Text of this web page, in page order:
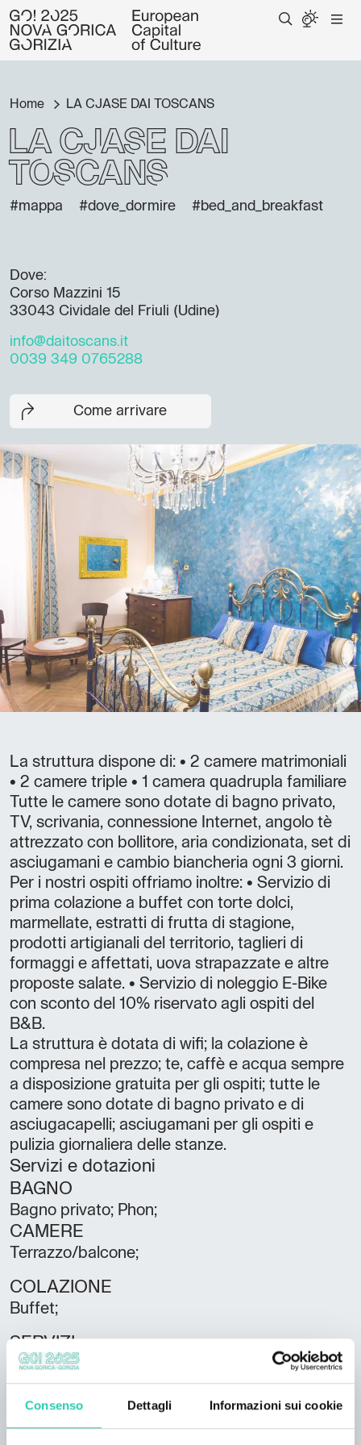
Consenso Dettagli Informazioni sui cookie
Home LA CJASE DAI TOSCANS
LA CJASE DAI
TOSCANS
#mappa #dove_dormire #bed_and_breakfast
Dove:
Corso Mazzini 15
33043 Cividale del Friuli (Udine)
info@daitoscans.it
0039 349 0765288
Come arrivare
La struttura dispone di: • 2 camere matrimoniali
• 2 camere triple • 1 camera quadrupla familiare
Tutte le camere sono dotate di bagno privato,
TV, scrivania, connessione Internet, angolo tè
attrezzato con bollitore, aria condizionata, set di
asciugamani e cambio biancheria ogni 3 giorni.
Per i nostri ospiti offriamo inoltre: • Servizio di
prima colazione a buffet con torte dolci,
marmellate, estratti di frutta di stagione,
prodotti artigianali del territorio, taglieri di
formaggi e affettati, uova strapazzate e altre
proposte salate. • Servizio di noleggio E-Bike
con sconto del 10% riservato agli ospiti del
B&B.
La struttura è dotata di wifi; la colazione è
compresa nel prezzo; te, caffè e acqua sempre
a disposizione gratuita per gli ospiti; tutte le
camere sono dotate di bagno privato e di
asciugacapelli; asciugamani per gli ospiti e
pulizia giornaliera delle stanze.
Servizi e dotazioni
BAGNO
Bagno privato; Phon;
CAMERE
Terrazzo/balcone;
COLAZIONE
Buffet;
SERVIZI
Bollitore per tè e caffè; Frigorifero;
Riscaldamento; TV; Wifi;